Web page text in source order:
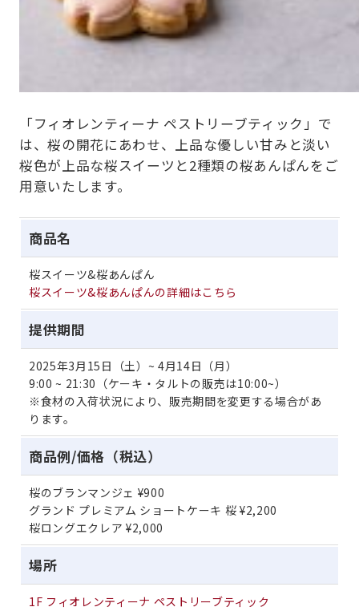
「フィオレンティーナ ペストリーブティック」で
は、桜の開花にあわせ、上品な優しい甘みと淡い
桜色が上品な桜スイーツと2種類の桜あんぱんをご
用意いたします。
商品名
桜スイーツ&桜あんぱん
桜スイーツ&桜あんぱんの詳細はこちら
提供期間
2025年3月15日（土）~ 4月14日（月）
9:00 ~ 21:30（ケーキ・タルトの販売は10:00~）
※食材の入荷状況により、販売期間を変更する場合があ
ります。
商品例/価格（税込）
桜のブランマンジェ ¥900
グランド プレミアム ショートケーキ 桜 ¥2,200
桜ロングエクレア ¥2,000
場所
1F フィオレンティーナ ペストリーブティック